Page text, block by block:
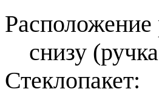
Расположение
снизу
Стеклопакет: